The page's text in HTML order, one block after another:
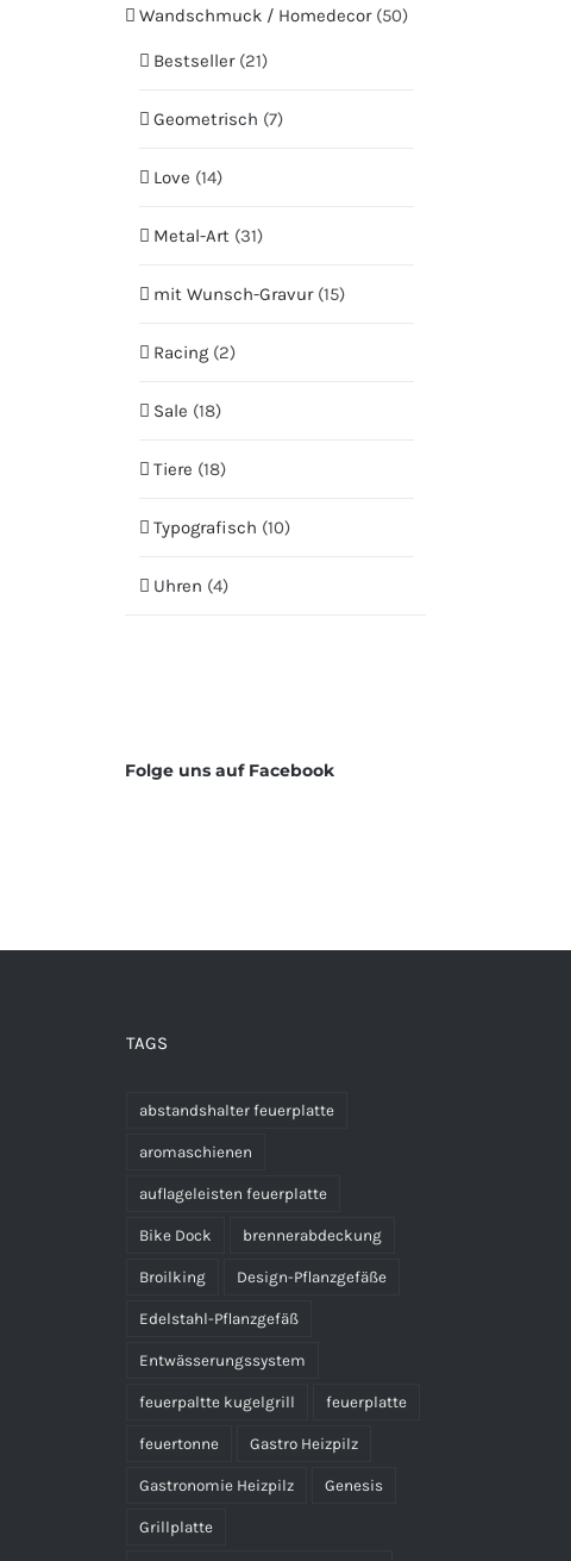
Wandschmuck / Homedecor (50)
Bestseller (21)
Geometrisch (7)
Love (14)
Metal-Art (31)
mit Wunsch-Gravur (15)
Racing (2)
Sale (18)
Tiere (18)
Typografisch (10)
Uhren (4)
Folge uns auf Facebook
TAGS
abstandshalter feuerplatte
aromaschienen
auflageleisten feuerplatte
Bike Dock brennerabdeckung
Broilking Design-Pflanzgefäße
Edelstahl-Pflanzgefäß
Entwässerungssystem
feuerpaltte kugelgrill feuerplatte
feuertonne Gastro Heizpilz
Gastronomie Heizpilz Genesis
Grillplatte